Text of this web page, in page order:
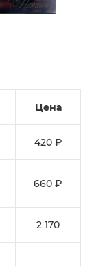
Цена
420 ₽
660 ₽
2 170